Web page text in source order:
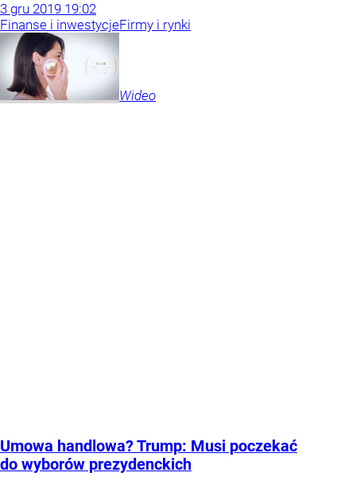
3 gru 2019 19:02
Finanse i inwestycjeFirmy i rynki
Wideo
Umowa handlowa? Trump: Musi poczekać
do wyborów prezydenckich